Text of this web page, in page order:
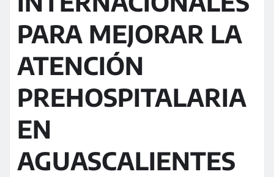
PARA MEJORAR LA
ATENCIÓN
PREHOSPITALARIA
EN
AGUASCALIENTES